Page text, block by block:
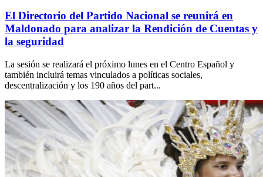
El Directorio del Partido Nacional se reunirá en
Maldonado para analizar la Rendición de Cuentas y
la seguridad
La sesión se realizará el próximo lunes en el Centro Español y
también incluirá temas vinculados a políticas sociales,
descentralización y los 190 años del part...